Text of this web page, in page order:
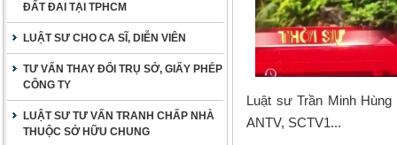
ĐẤT ĐAI TẠI TPHCM
LUẬT SƯ CHO CA SĨ, DIỄN VIÊN
TƯ VẤN THAY ĐỔI TRỤ SỞ, GIẤY PHÉP
CÔNG TY
LUẬT SƯ TƯ VẤN TRANH CHẤP NHÀ
THUỘC SỞ HỮU CHUNG
Luật sư Trần Minh
ANTV, SCTV1...